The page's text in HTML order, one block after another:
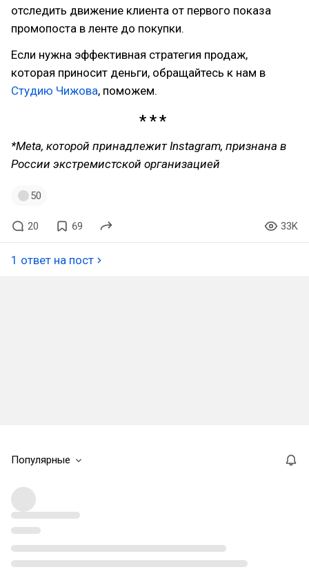
отследить движение клиента от первого показа
промопоста в ленте до покупки.
Если нужна эффективная стратегия продаж,
которая приносит деньги, обращайтесь к нам в
Студию Чижова, поможем.
*Meta, которой принадлежит Instagram, признана в
России экстремистской организацией
50
20 69 33K
1 ответ на пост
Популярные